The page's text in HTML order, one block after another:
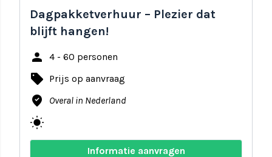
Dagpakketverhuur – Plezier dat
blijft hangen!
person 4 - 60 personen
local_offer Prijs op aanvraag
where_to_vote Overal in Nederland
wb_sunny
Informatie aanvragen